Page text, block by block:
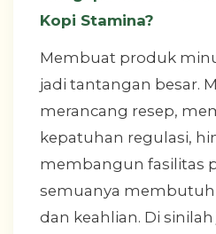
Kopi Stamina?
Membuat produk
jadi tantangan besar.
merancang resep,
kepatuhan regulasi,
membangun fasilitas
semuanya
dan keahlian. Di sinilah